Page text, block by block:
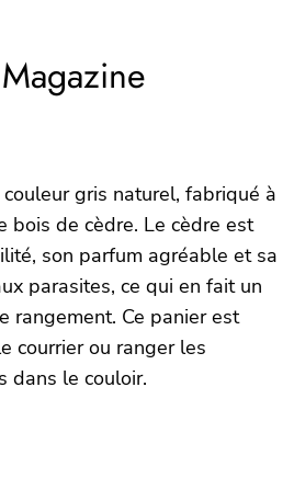
gris naturel, fabriqué à
bois de cèdre. Le cèdre est
son parfum agréable et sa
parasites, ce qui en fait un
rangement. Ce panier est
courrier ou ranger les
dans le couloir.